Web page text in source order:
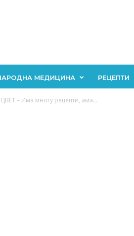
МЕДИЦИНА РЕЦЕПТИ
– Има многу рецепти, ама...